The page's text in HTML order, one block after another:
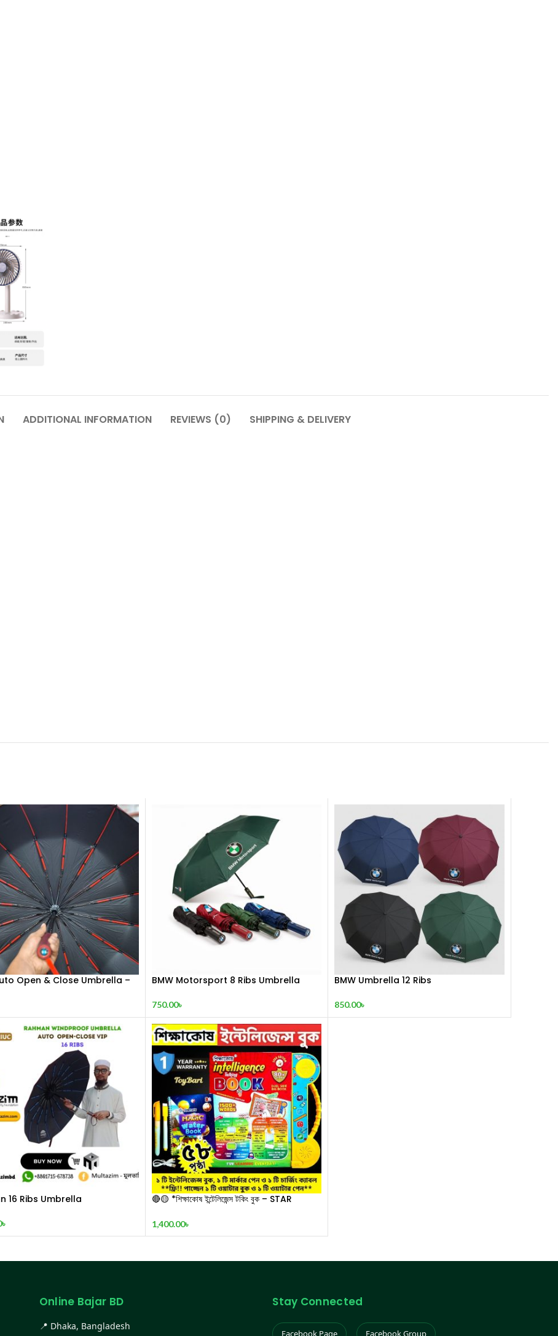
ADDITIONAL INFORMATION REVIEWS (0) SHIPPING & DELIVERY
Open & Close Umbrella –
BMW Motorsport 8 Ribs Umbrella
750.00৳
BMW Umbrella 12 Ribs
850.00৳
16 Ribs Umbrella
৳
🔴🟡 *শিক্ষাকোষ ইন্টেলিজেন্স টকিং বুক – STAR
1,400.00৳
Online Bajar BD
📍 Dhaka, Bangladesh
Stay Connected
Facebook Page Facebook Group